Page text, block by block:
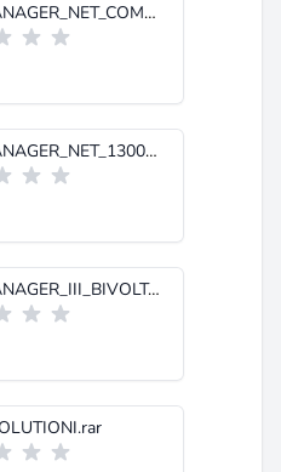
SMS-MANAGER_NET_COM_BORNE.rar
SMS-MANAGER_NET_1300BI__RS232_.rar
SMS-MANAGER_III_BIVOLT_-_ONDA_QUADRADA.rar